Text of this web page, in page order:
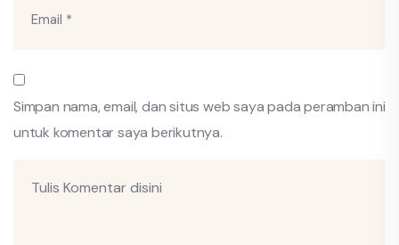
Simpan nama, email, dan situs web saya pada peramban ini
untuk komentar saya berikutnya.